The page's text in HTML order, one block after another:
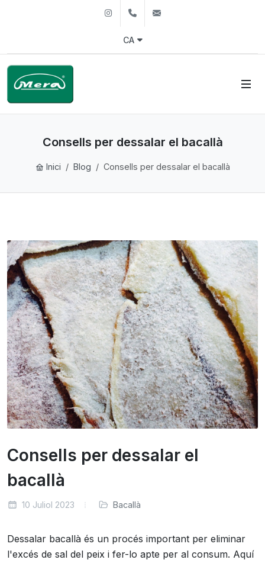
Instagram+34972244490
CA
Consells per dessalar el bacallà
Inici Blog Consells per dessalar el bacallà
Consells per dessalar el
bacallà
10 Juliol 2023 Bacallà
Dessalar bacallà és un procés important per eliminar
l'excés de sal del peix i fer-lo apte per al consum. Aquí